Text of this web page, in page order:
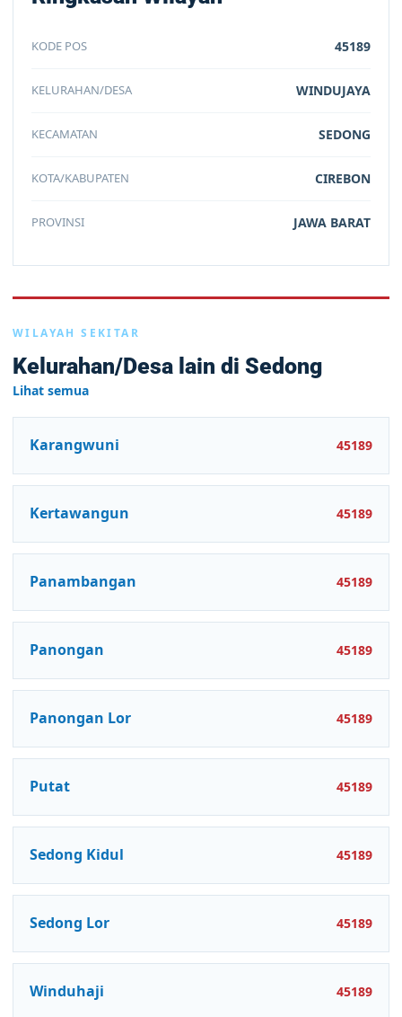
KODE POS 45189
KELURAHAN/DESA WINDUJAYA
KECAMATAN SEDONG
KOTA/KABUPATEN CIREBON
PROVINSI JAWA BARAT
WILAYAH SEKITAR
Kelurahan/Desa lain di Sedong
Lihat semua
Karangwuni 45189
Kertawangun 45189
Panambangan 45189
Panongan 45189
Panongan Lor 45189
Putat 45189
Sedong Kidul 45189
Sedong Lor 45189
Winduhaji 45189